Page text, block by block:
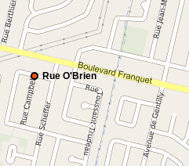
Rue O'Brien